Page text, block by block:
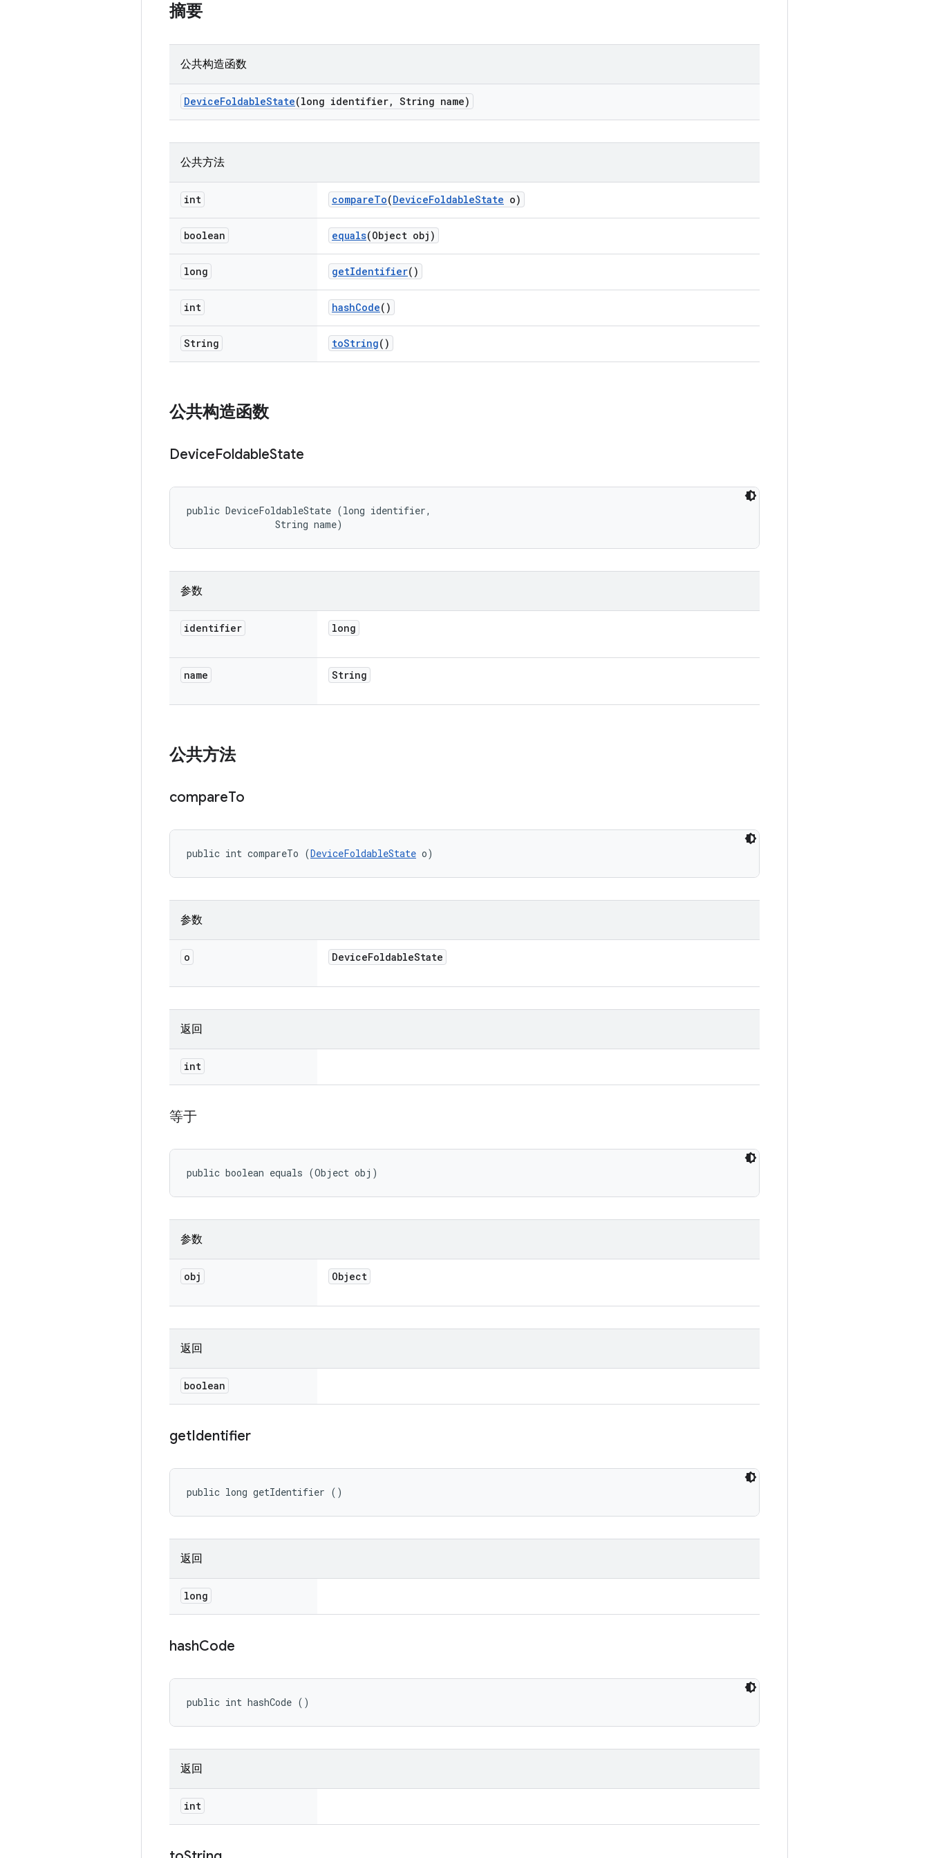
摘要
公共构造函数
DeviceFoldableState(long identifier, String name)
公共方法
int compareTo(DeviceFoldableState o)
boolean equals(Object obj)
long getIdentifier()
int hashCode()
String toString()
公共构造函数
DeviceFoldableState
public DeviceFoldableState (long identifier,
                String name)
参数
identifier long
name String
公共方法
compareTo
public int compareTo (DeviceFoldableState o)
参数
o DeviceFoldableState
返回
int
等于
public boolean equals (Object obj)
参数
obj Object
返回
boolean
getIdentifier
public long getIdentifier ()
返回
long
hashCode
public int hashCode ()
返回
int